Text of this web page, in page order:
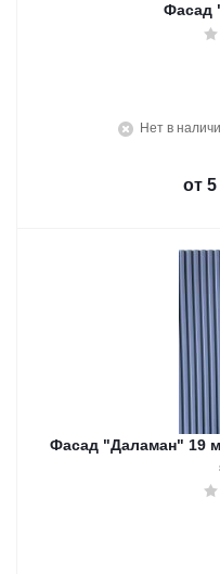
Нет в
от 5
Фасад "Даламан" 19 мм с сохранением рисунка по